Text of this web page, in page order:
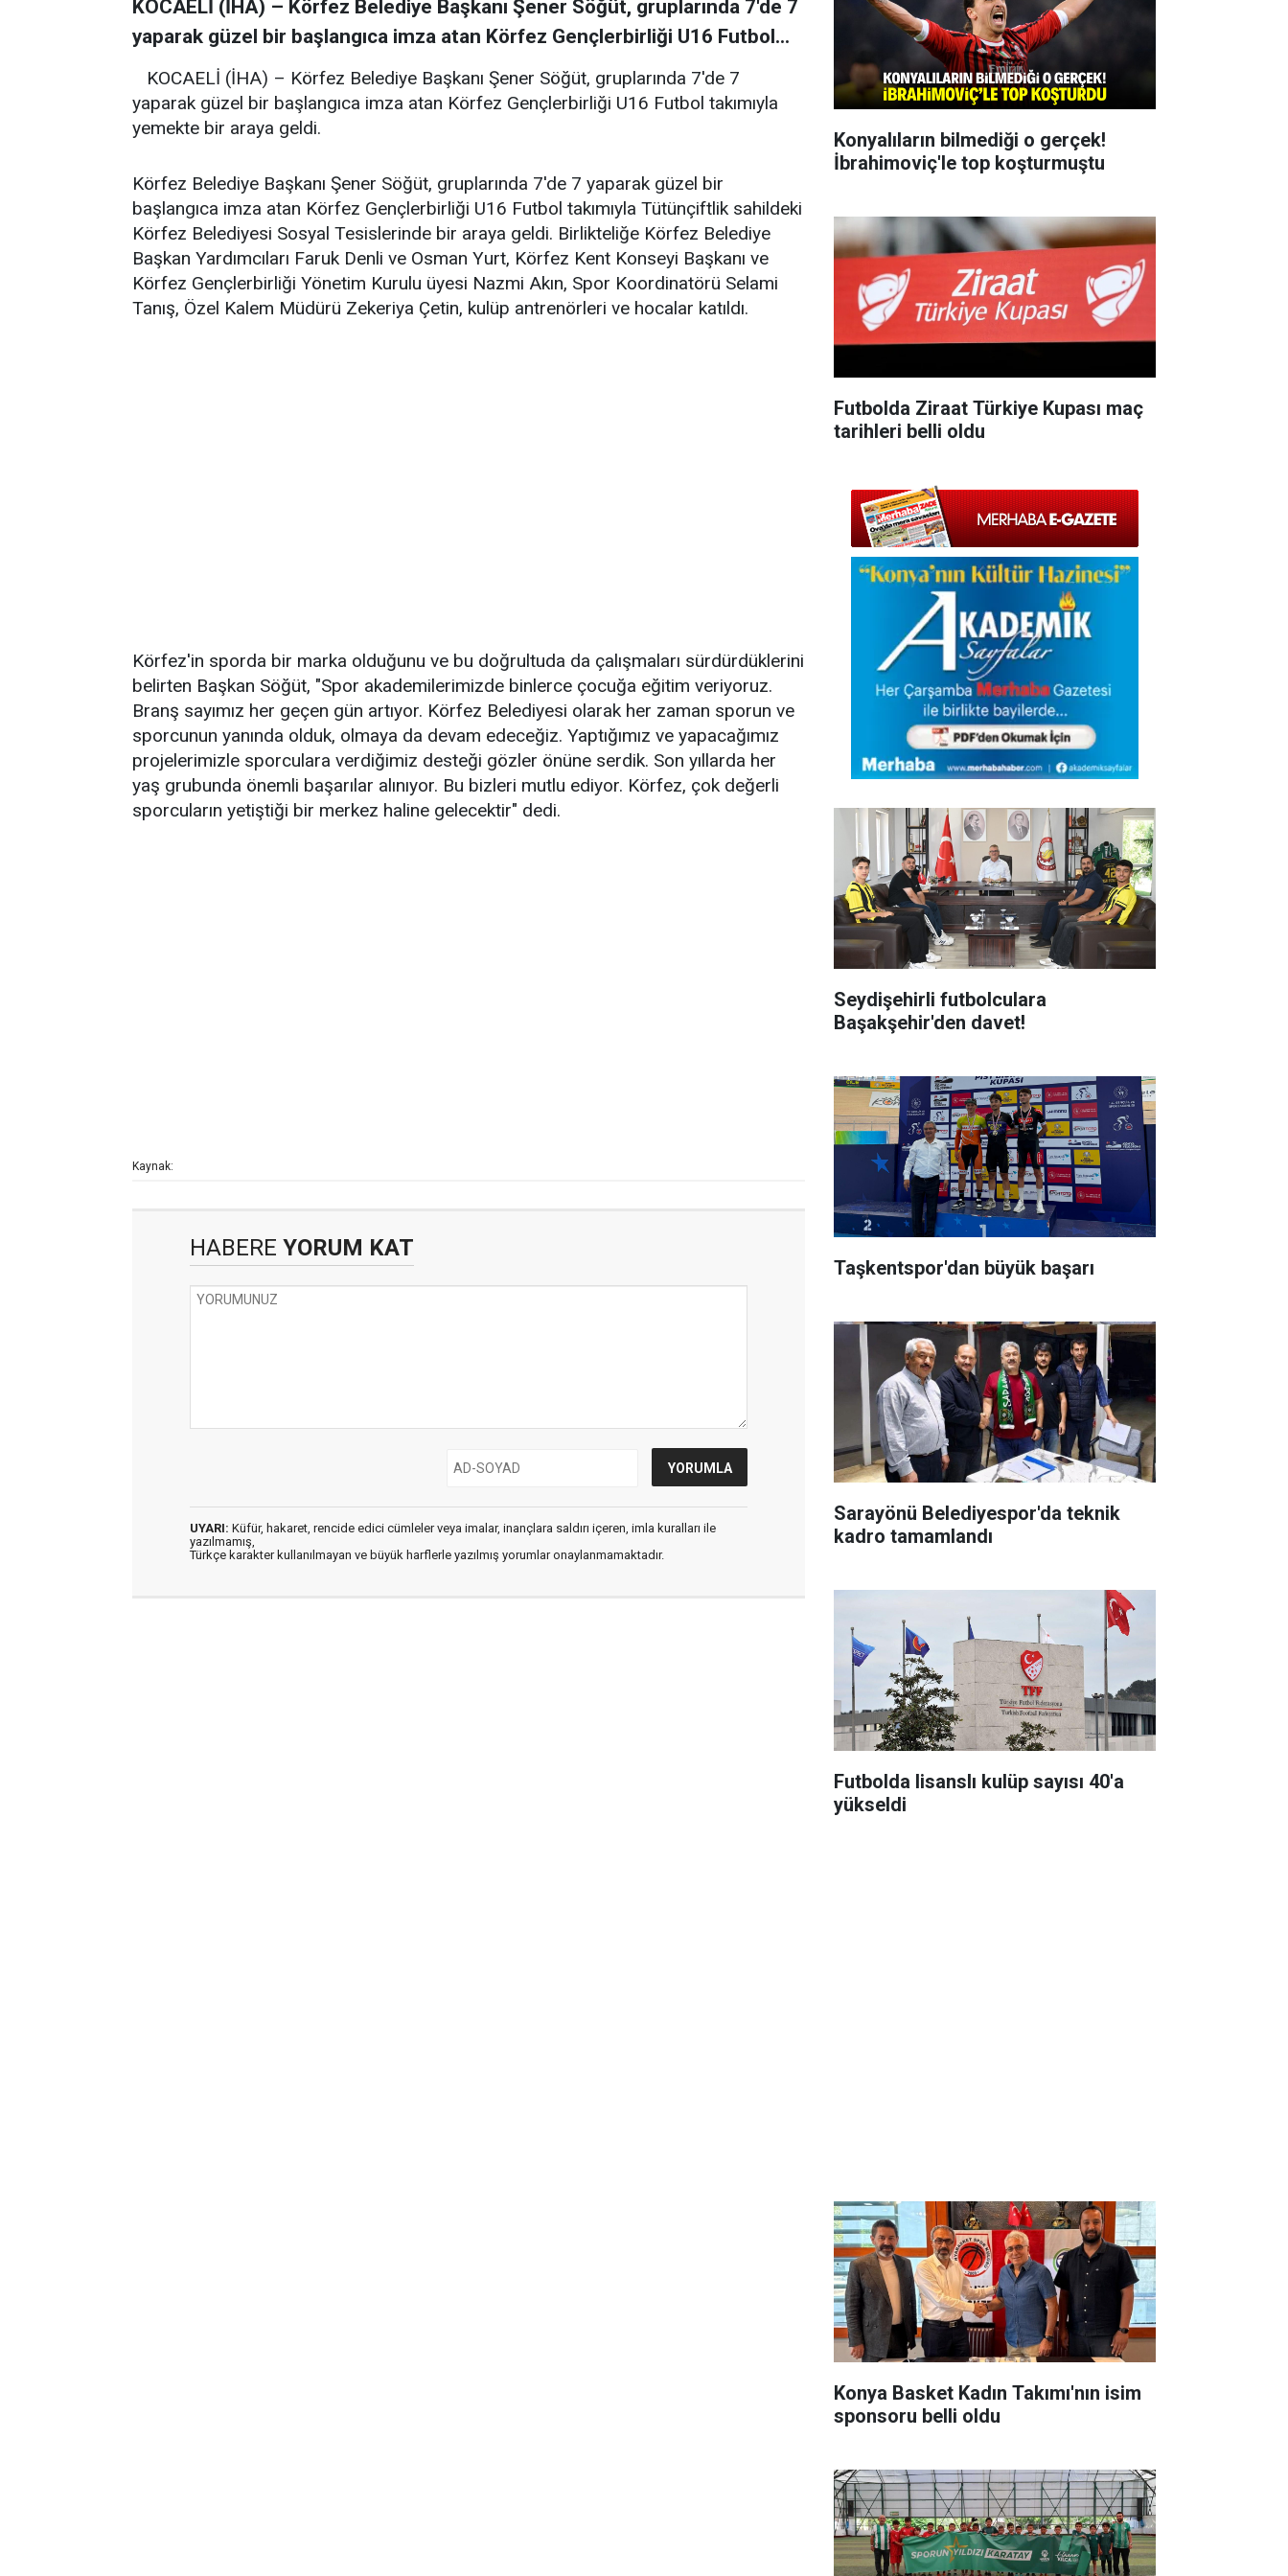
KOCAELİ (İHA) – Körfez Belediye Başkanı Şener Söğüt, gruplarında 7'de 7
yaparak güzel bir başlangıca imza atan Körfez Gençlerbirliği U16 Futbol...
KOCAELİ (İHA) – Körfez Belediye Başkanı Şener Söğüt, gruplarında 7'de 7
yaparak güzel bir başlangıca imza atan Körfez Gençlerbirliği U16 Futbol takımıyla
yemekte bir araya geldi.
Körfez Belediye Başkanı Şener Söğüt, gruplarında 7'de 7 yaparak güzel bir
başlangıca imza atan Körfez Gençlerbirliği U16 Futbol takımıyla Tütünçiftlik sahildeki
Körfez Belediyesi Sosyal Tesislerinde bir araya geldi. Birlikteliğe Körfez Belediye
Başkan Yardımcıları Faruk Denli ve Osman Yurt, Körfez Kent Konseyi Başkanı ve
Körfez Gençlerbirliği Yönetim Kurulu üyesi Nazmi Akın, Spor Koordinatörü Selami
Tanış, Özel Kalem Müdürü Zekeriya Çetin, kulüp antrenörleri ve hocalar katıldı.
Körfez'in sporda bir marka olduğunu ve bu doğrultuda da çalışmaları sürdürdüklerini
belirten Başkan Söğüt, "Spor akademilerimizde binlerce çocuğa eğitim veriyoruz.
Branş sayımız her geçen gün artıyor. Körfez Belediyesi olarak her zaman sporun ve
sporcunun yanında olduk, olmaya da devam edeceğiz. Yaptığımız ve yapacağımız
projelerimizle sporculara verdiğimiz desteği gözler önüne serdik. Son yıllarda her
yaş grubunda önemli başarılar alınıyor. Bu bizleri mutlu ediyor. Körfez, çok değerli
sporcuların yetiştiği bir merkez haline gelecektir" dedi.
Kaynak:
HABERE YORUM KAT
UYARI: Küfür, hakaret, rencide edici cümleler veya imalar, inançlara saldırı içeren, imla kuralları ile
yazılmamış,
Türkçe karakter kullanılmayan ve büyük harflerle yazılmış yorumlar onaylanmamaktadır.
Konyalıların bilmediği o gerçek!
İbrahimoviç'le top koşturmuştu
Futbolda Ziraat Türkiye Kupası maç
tarihleri belli oldu
Seydişehirli futbolculara
Başakşehir'den davet!
Taşkentspor'dan büyük başarı
Sarayönü Belediyespor'da teknik
kadro tamamlandı
Futbolda lisanslı kulüp sayısı 40'a
yükseldi
Konya Basket Kadın Takımı'nın isim
sponsoru belli oldu